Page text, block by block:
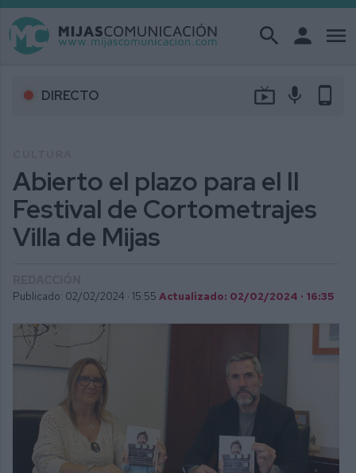
search person menu
DIRECTO live_tv mic phone_android
Abierto el plazo para el II
Festival de Cortometrajes
Villa de Mijas
Publicado: 02/02/2024 · 15:55 Actualizado: 02/02/2024 · 16:35